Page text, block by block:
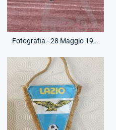
Fotografia - 28 Maggio 1989 - Campionato Serie A - Roma-Lazio